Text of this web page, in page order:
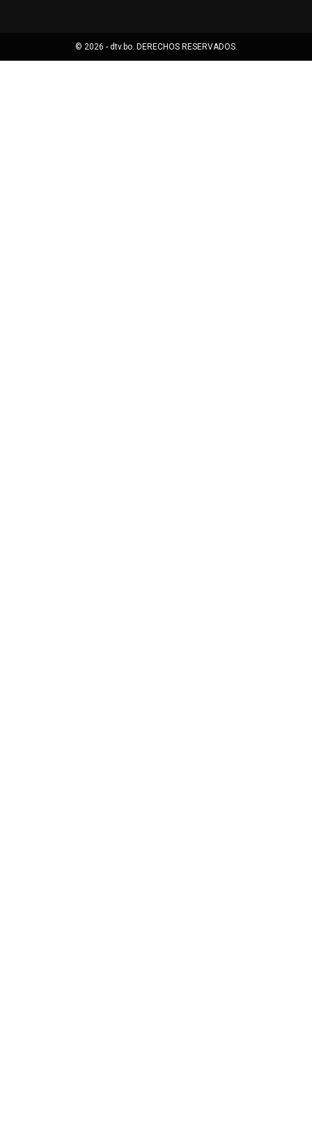
© 2026 - dtv.bo. DERECHOS RESERVADOS.